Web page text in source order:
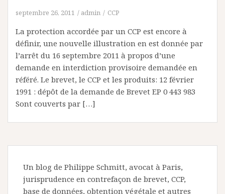
septembre 26, 2011 admin CCP
La protection accordée par un CCP est encore à
définir, une nouvelle illustration en est donnée par
l’arrêt du 16 septembre 2011 à propos d’une
demande en interdiction provisoire demandée en
référé. Le brevet, le CCP et les produits: 12 février
1991 : dépôt de la demande de Brevet EP 0 443 983
Sont couverts par […]
Un blog de Philippe Schmitt, avocat à Paris,
jurisprudence en contrefaçon de brevet, CCP,
base de données, obtention végétale et autres